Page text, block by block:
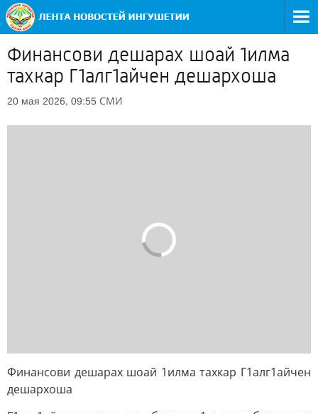
Финансови дешарах шоай 1илма
тахкар Г1алг1айчен дешархоша
20 мая 2026, 09:55 СМИ
Финансови дешарах шоай 1илма тахкар Г1алг1айчен
дешархоша